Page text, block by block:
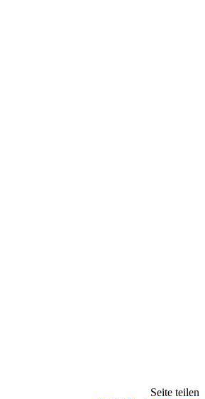
Seite teilen